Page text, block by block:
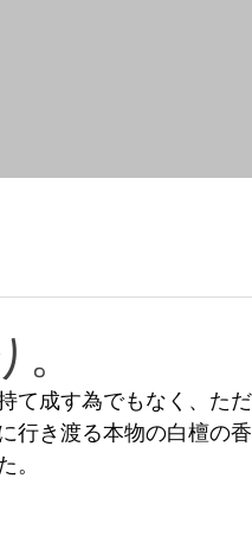
て成す為でもなく、た
行き渡る本物の白檀の
。